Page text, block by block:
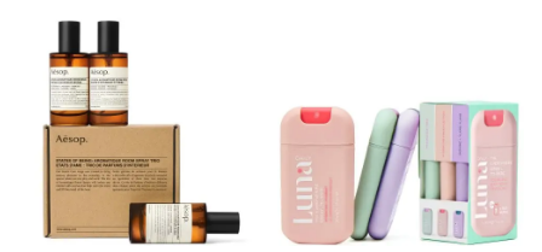
8折解禁